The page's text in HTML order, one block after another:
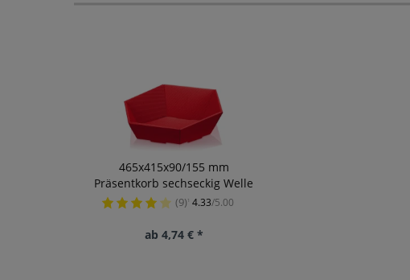
465x415x90/155 mm
Präsentkorb sechseckig Welle
Rot(9)¹ 4.33/5.00
ab 4,74 € *